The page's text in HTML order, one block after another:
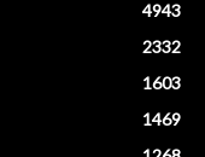
4943
2332
1603
1469